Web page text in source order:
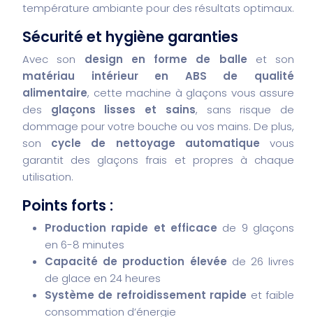
température ambiante pour des résultats optimaux.
Sécurité et hygiène garanties
Avec son design en forme de balle et son
matériau intérieur en ABS de qualité
alimentaire, cette machine à glaçons vous assure
des glaçons lisses et sains, sans risque de
dommage pour votre bouche ou vos mains. De plus,
son cycle de nettoyage automatique vous
garantit des glaçons frais et propres à chaque
utilisation.
Points forts :
Production rapide et efficace de 9 glaçons
en 6-8 minutes
Capacité de production élevée de 26 livres
de glace en 24 heures
Système de refroidissement rapide et faible
consommation d’énergie